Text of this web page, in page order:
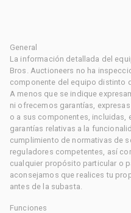
General
La información detallada del
Bros. Auctioneers no ha
componente del equipo distinto
A menos que se indique
ni ofrecemos garantías,
o a sus componentes, incluidas,
garantías relativas a la
cumplimiento de normativas de
reguladores competentes, así
cualquier propósito particular o
aconsejamos que realices tu
antes de la subasta.
Funciones